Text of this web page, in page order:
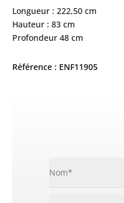
Longueur : 222,50 cm
Hauteur : 83 cm
Profondeur 48 cm
Référence : ENF11905